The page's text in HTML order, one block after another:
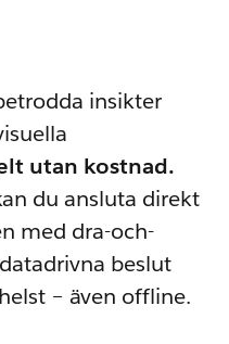
insikter
utan kostnad.
du ansluta direkt
med dra-och-
beslut
– även offline.